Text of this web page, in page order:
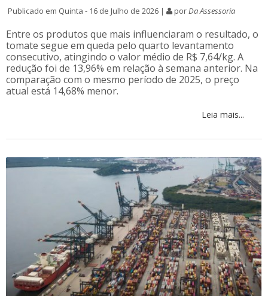
Publicado em Quinta - 16 de Julho de 2026 | porDa Assessoria
Entre os produtos que mais influenciaram o resultado, o
tomate segue em queda pelo quarto levantamento
consecutivo, atingindo o valor médio de R$ 7,64/kg. A
redução foi de 13,96% em relação à semana anterior. Na
comparação com o mesmo período de 2025, o preço
atual está 14,68% menor.
Leia mais...